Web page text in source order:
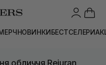
НОВИНКИБЕСТСЕЛЕРИ
обличчя Rejuran